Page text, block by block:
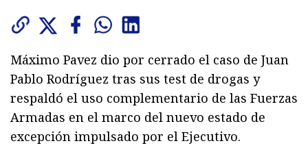
Máximo Pavez dio por cerrado el caso de Juan
Pablo Rodríguez tras sus test de drogas y
respaldó el uso complementario de las Fuerzas
Armadas en el marco del nuevo estado de
excepción impulsado por el Ejecutivo.